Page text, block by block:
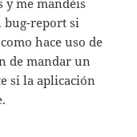
y me mandéis
bug-report si
hace uso de
de mandar un
si la aplicación